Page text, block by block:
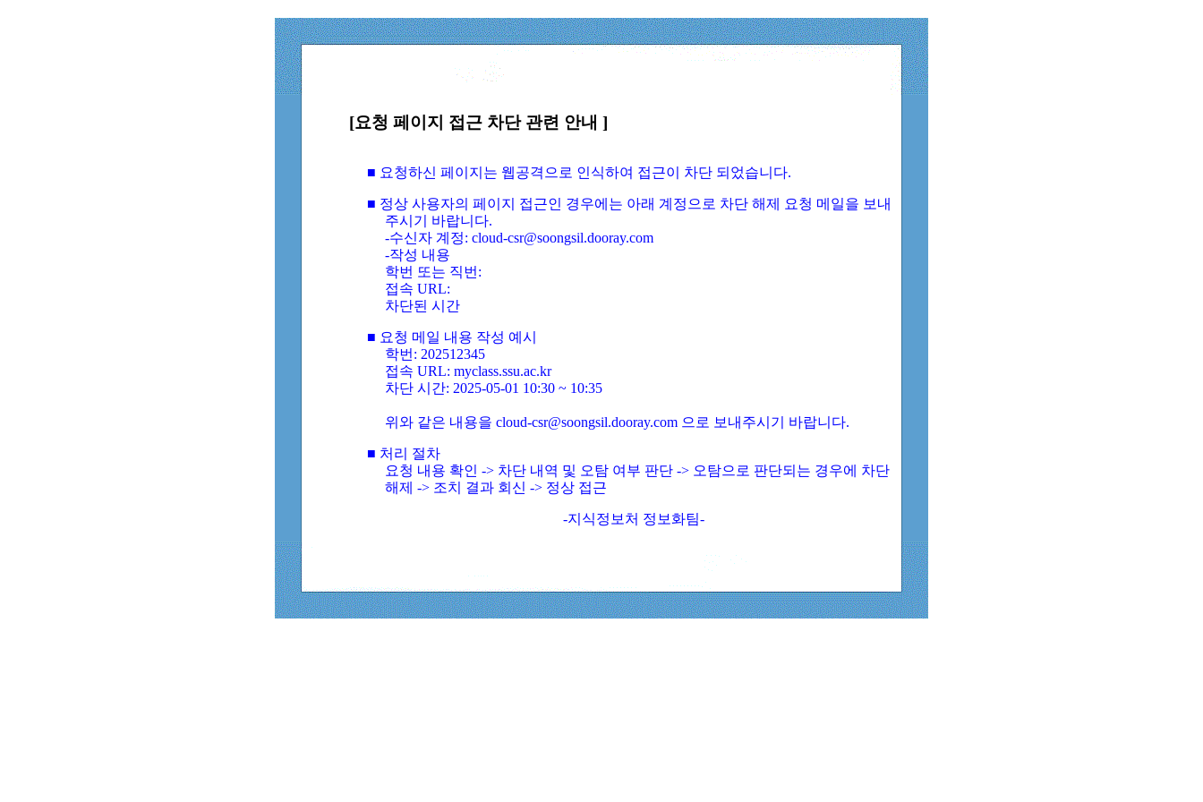
[요청 페이지 접근 차단 관련 안내 ]
■ 요청하신 페이지는 웹공격으로 인식하여 접근이 차단 되었습니다.
■ 정상 사용자의 페이지 접근인 경우에는 아래 계정으로 차단 해제 요청 메일을 보내
주시기 바랍니다.
-수신자 계정: cloud-csr@soongsil.dooray.com
-작성 내용
학번 또는 직번:
접속 URL:
차단된 시간
■ 요청 메일 내용 작성 예시
학번: 202512345
접속 URL: myclass.ssu.ac.kr
차단 시간: 2025-05-01 10:30 ~ 10:35
위와 같은 내용을 cloud-csr@soongsil.dooray.com 으로 보내주시기 바랍니다.
■ 처리 절차
요청 내용 확인 -> 차단 내역 및 오탐 여부 판단 -> 오탐으로 판단되는 경우에 차단
해제 -> 조치 결과 회신 -> 정상 접근
-지식정보처 정보화팀-